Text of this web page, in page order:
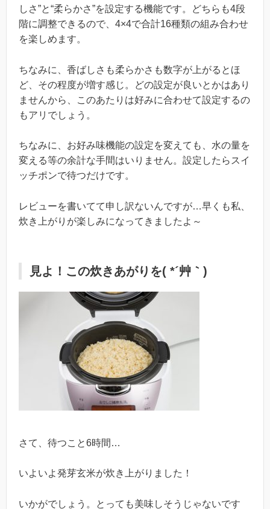
しさ”と“柔らかさ”を設定する機能です。どちらも4段
階に調整できるので、4×4で合計16種類の組み合わせ
を楽しめます。
ちなみに、香ばしさも柔らかさも数字が上がるとほ
ど、その程度が増す感じ。どの設定が良いとかはあり
ませんから、このあたりは好みに合わせて設定するの
もアリでしょう。
ちなみに、お好み味機能の設定を変えても、水の量を
変える等の余計な手間はいりません。設定したらスイ
ッチポンで待つだけです。
レビューを書いてて申し訳ないんですが…早くも私、
炊き上がりが楽しみになってきましたよ～
見よ！この炊きあがりを( *´艸｀)
さて、待つこと6時間…
いよいよ発芽玄米が炊き上がりました！
いかがでしょう。とっても美味しそうじゃないです